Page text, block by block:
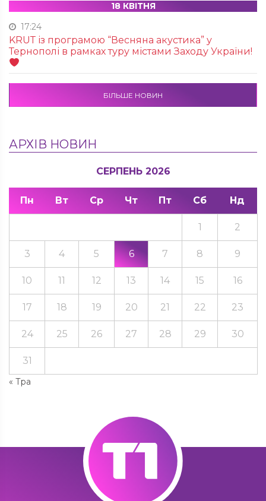
18 КВІТНЯ
17:24
KRUТ із програмою “Весняна акустика” у
Тернополі в рамках туру містами Заходу України!
БІЛЬШЕ НОВИН
АРХІВ НОВИН
СЕРПЕНЬ 2026
Пн Вт Ср Чт Пт Сб Нд
« Тра
1 2
3 4 5 6 7 8 9
10 11 12 13 14 15 16
17 18 19 20 21 22 23
24 25 26 27 28 29 30
31